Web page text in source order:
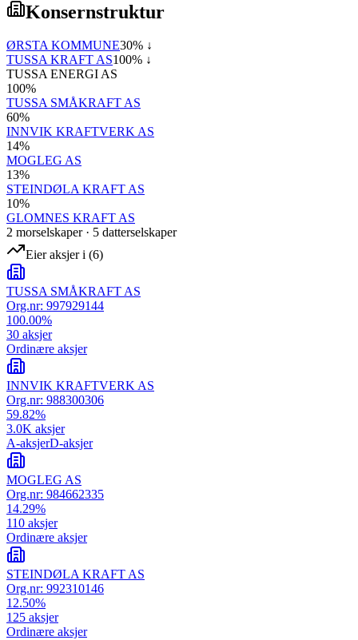
Konsernstruktur
ØRSTA KOMMUNE30% ↓
TUSSA KRAFT AS100% ↓
TUSSA ENERGI AS
100%
TUSSA SMÅKRAFT AS
60%
INNVIK KRAFTVERK AS
14%
MOGLEG AS
13%
STEINDØLA KRAFT AS
10%
GLOMNES KRAFT AS
2 morselskaper· 5 datterselskaper
Eier aksjer i (6)
TUSSA SMÅKRAFT AS
Org.nr: 997929144
100.00%
30 aksjer
Ordinære aksjer
INNVIK KRAFTVERK AS
Org.nr: 988300306
59.82%
3.0K aksjer
A-aksjerD-aksjer
MOGLEG AS
Org.nr: 984662335
14.29%
110 aksjer
Ordinære aksjer
STEINDØLA KRAFT AS
Org.nr: 992310146
12.50%
125 aksjer
Ordinære aksjer